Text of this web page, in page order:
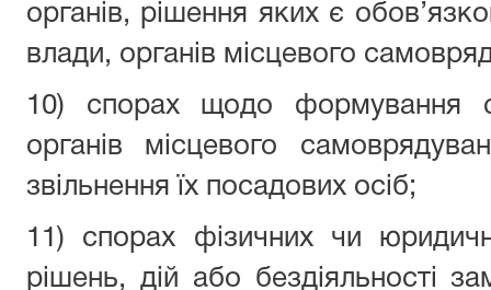
органів, рішення яких є
влади, органів місцевого
10) спорах щодо формування
органів місцевого
звільнення їх посадових осіб;
11) спорах фізичних чи
рішень, дій або бездіяльності